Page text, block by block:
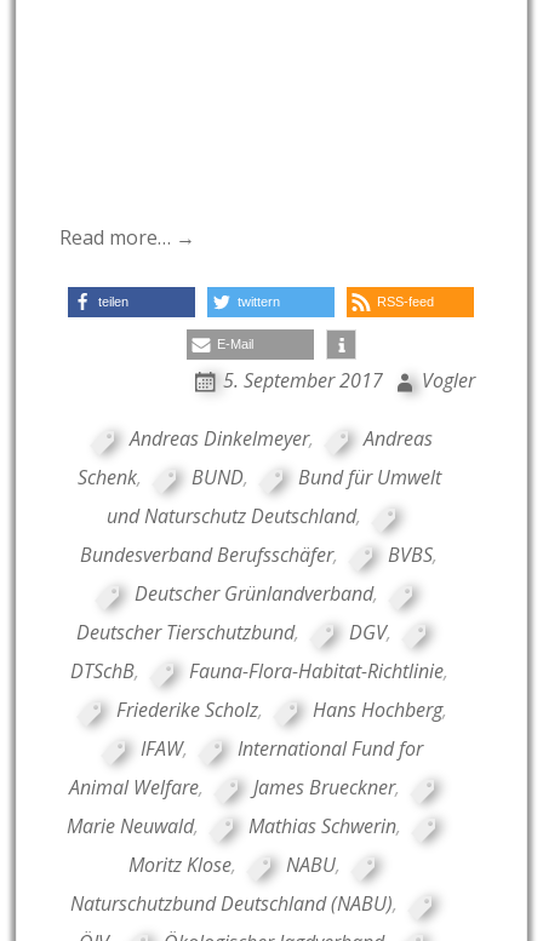
Read more… →
teilen twittern RSS-feed
E-Mail
5. September 2017 Vogler
Andreas Dinkelmeyer,
Andreas
Schenk, BUND,
Bund für Umwelt
und Naturschutz Deutschland,
Bundesverband Berufsschäfer, BVBS,
Deutscher Grünlandverband,
Deutscher Tierschutzbund, DGV,
DTSchB, Fauna-Flora-Habitat-Richtlinie,
Friederike Scholz, Hans Hochberg,
IFAW,
International Fund for
Animal Welfare, James Brueckner,
Marie Neuwald, Mathias Schwerin,
Moritz Klose, NABU,
Naturschutzbund Deutschland (NABU),